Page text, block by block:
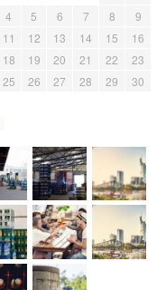
4 5 6 7 8
9
11 12 13 14 15
16
18 19 20 21 22
23
25 26 27 28 29
30